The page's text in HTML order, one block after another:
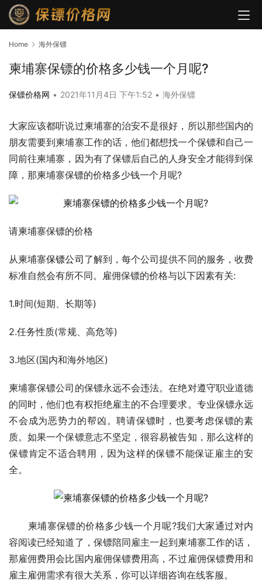
Home 海外保镖
柬埔寨保镖的价格多少钱一个月呢?
保镖价格网 • 2021年11月4日 下午1:52 • 海外保镖
大家应该都听说过柬埔寨的治安不是很好，所以那些国内的
朋友需要到柬埔寨工作的话，他们都想找一个保镖和自己一
同前往柬埔寨，因为有了保镖后自己的人身安全才能得到保
障，那柬埔寨保镖的价格多少钱一个月呢?
请柬埔寨保镖的价格
从柬埔寨保镖公司了解到，每个公司提供不同的服务，收费
标准自然会有所不同。雇佣保镖的价格与以下因素有关:
1.时间(短期、长期等)
2.任务性质(常规、高危等)
3.地区(国内和海外地区)
柬埔寨保镖公司的保镖永远不会违法。在绝对遵守职业道德
的同时，他们也有权拒绝雇主的不合理要求。专业保镖永远
不会成为恶势力的帮凶。聘请保镖时，也要考虑保镖的素
质。如果一个保镖意志不坚定，很容易被告知，那么这样的
保镖肯定不适合聘用，因为这样的保镖不能保证雇主的安
全。
柬埔寨保镖的价格多少钱一个月呢?我们大家通过对内
容阅读已经知道了，保镖陪同雇主一起到柬埔寨工作的话，
那雇佣费用会比国内雇佣保镖费用高，不过雇佣保镖费用和
雇主雇佣需求有很大关系，你可以详细咨询在线客服。